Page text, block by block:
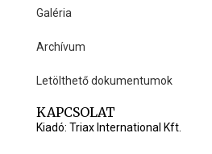
Galéria
Archívum
Letölthető dokumentumok
KAPCSOLAT
Kiadó: Triax International Kft.